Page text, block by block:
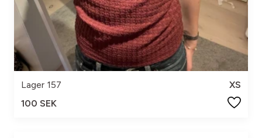
Lager 157
XS
100 SEK